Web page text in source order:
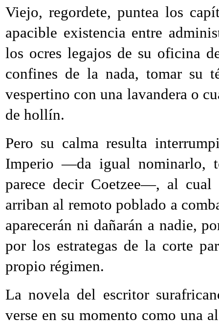
Viejo, regordete, puntea los
apacible existencia entre
los ocres legajos de su oficina
confines de la nada, tomar su
vespertino con una lavandera o
de hollín.
Pero su calma resulta
Imperio —da igual nominarlo,
parece decir Coetzee—, al cual
arriban al remoto poblado a
aparecerán ni dañarán a nadie,
por los estrategas de la corte
propio régimen.
La novela del escritor
verse en su momento como una